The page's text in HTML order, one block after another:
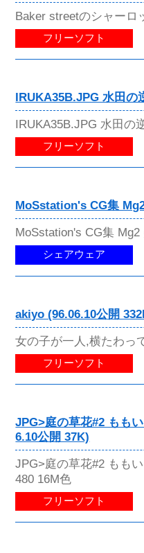
Baker streetのシャーロ
フリーソフト
IRUKA35B.JPG 水田の
IRUKA35B.JPG 水田の
フリーソフト
MoSstation's CG集
MoSstation's CG集
シェアウェア
akiyo (96.06.10公開
女の子が一人,横たわっ
フリーソフト
JPG>庭の草花#2 もも
6.10公開 37K)
JPG>庭の草花#2 もも
480 16M色
フリーソフト